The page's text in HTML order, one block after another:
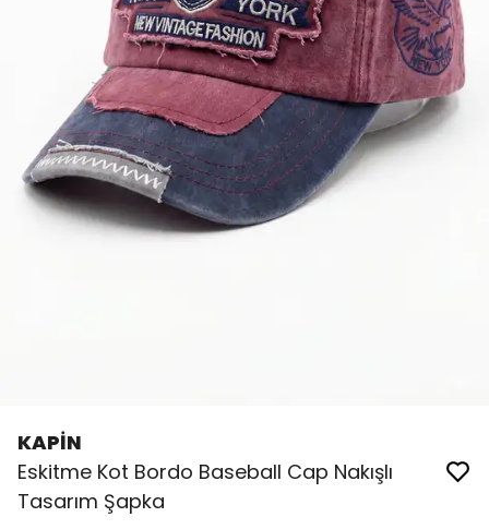
KAPİN
Eskitme Kot Bordo Baseball Cap Nakışlı
Tasarım Şapka